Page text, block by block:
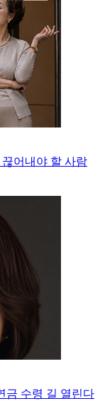
어내야 할 사람
금 수령 길 열린다